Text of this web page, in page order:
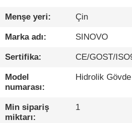
VR
GÖSTERISI
HAKKIMIZDA
FABRIKA
Menşe yeri: Çin
Marka adı: SINOVO
Sertifika: CE/GOST/
Model
numarası:
Hidrolik
Min sipariş
miktarı:
1